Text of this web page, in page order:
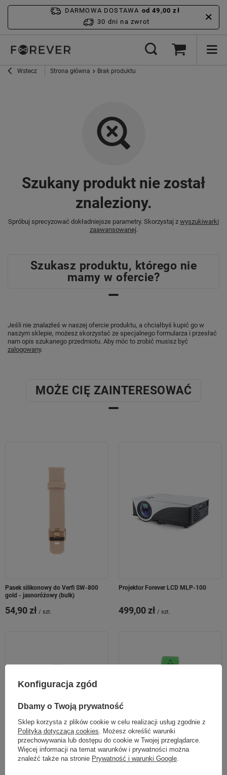
DARMOWA DOSTAWA od 49,00 zł
30 dni na zwrot
Wstecz Strona główna Brak produktu
Szukany produkt nie został
znaleziony.
Spróbuj sprecyzować dokładniejsze parametry. Skorzystaj z wyszukiwarki
zaawansowanej.
Szukasz produktu, którego nie
mamy w ofercie?
Jeśli nie znalazłeś w naszej ofercie produktu, a chciałbyś kupić go w
naszym sklepie, możesz skorzystać ze specjalnego formularza i przesłać
nam opis szukanego przedmiotu. Aby móc to zrobić musisz być
zalogowany.
MOŻE CIĘ ZAINTERESOWAĆ
Pasek silikonowy do Verfi SW-800
gold - jasnoróżowy (bulk)
54,90 zł / szt.
Projektor Forever LCD MLP-100
499,00 zł / szt.
Konfiguracja zgód
Dbamy o Twoją prywatność
Sklep korzysta z plików cookie w celu realizacji usług zgodnie z
Polityką dotyczącą cookies. Możesz określić warunki
przechowywania lub dostępu do cookie w Twojej przeglądarce.
Więcej informacji na temat warunków i prywatności można
znaleźć także na stronie Prywatność i warunki Google.